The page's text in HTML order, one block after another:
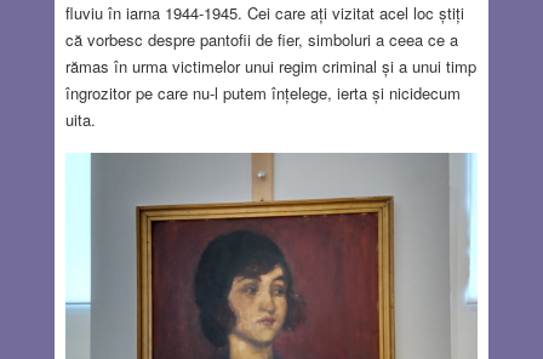
fluviu în iarna 1944-1945. Cei care ați vizitat acel loc știți
că vorbesc despre pantofii de fier, simboluri a ceea ce a
rămas în urma victimelor unui regim criminal și a unui timp
îngrozitor pe care nu-l putem înțelege, ierta și nicidecum
uita.